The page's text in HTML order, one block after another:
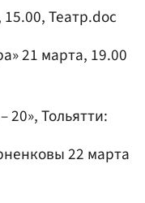
Театр.doc
21 марта, 19.00
20», Тольятти:
22 марта